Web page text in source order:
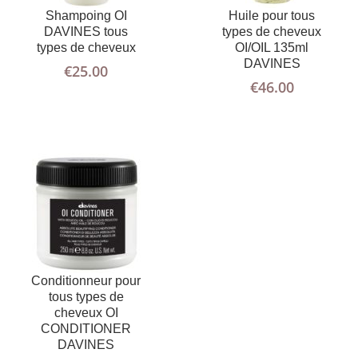
Shampoing OI
DAVINES tous
types de cheveux
€25.00
Huile pour tous
types de cheveux
OI/OIL 135ml
DAVINES
€46.00
Conditionneur pour
tous types de
cheveux OI
CONDITIONER
DAVINES
AJOUTER
AU PANIER
PLUS
D'INFOS